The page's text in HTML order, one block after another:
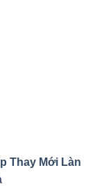
Thay Mới Làn